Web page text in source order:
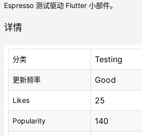
Espresso 测试驱动 Flutter 小部件。
详情
分类 Testing
更新频率 Good
Likes 25
Popularity 140